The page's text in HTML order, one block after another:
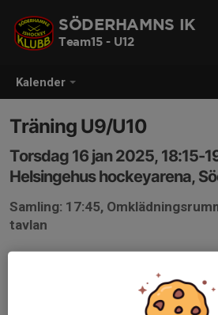
Kalender
SÖDERHAMNS IK
Team15 - U12
Träning U9/U10
Torsdag 16 jan 2025, 18:15-
Helsingehus hockeyarena,
Samling: 17:45,
tavlan